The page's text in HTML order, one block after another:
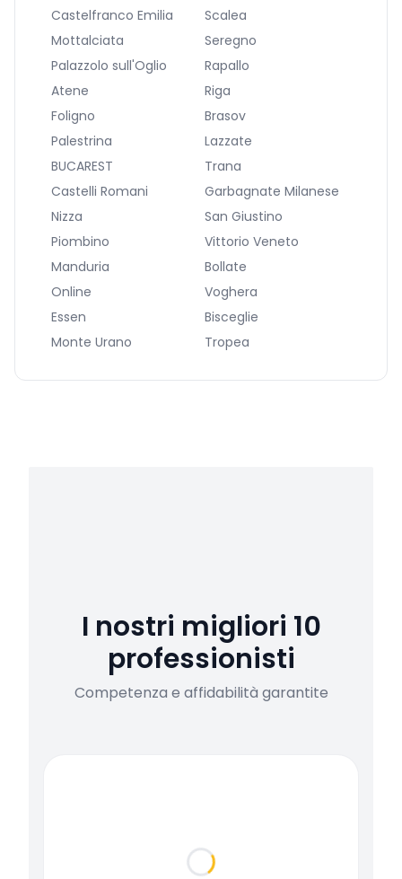
Castelfranco Emilia
Scalea
Mottalciata
Seregno
Palazzolo sull'Oglio
Rapallo
Atene
Riga
Foligno
Brasov
Palestrina
Lazzate
BUCAREST
Trana
Castelli Romani
Garbagnate Milanese
Nizza
San Giustino
Piombino
Vittorio Veneto
Manduria
Bollate
Online
Voghera
Essen
Bisceglie
Monte Urano
Tropea
I nostri migliori 10
professionisti
Competenza e affidabilità garantite
Loading...